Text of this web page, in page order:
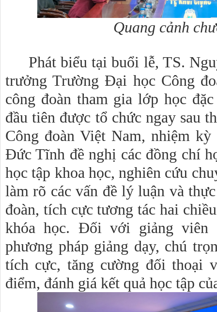
Quang cảnh
Phát biểu tại buổi lễ, TS.
trưởng Trường Đại học Công
công đoàn tham gia lớp học
đầu tiên được tổ chức ngay sau
Công đoàn Việt Nam, nhiệm
Đức Tĩnh đề nghị các đồng chí
học tập khoa học, nghiên cứu
làm rõ các vấn đề lý luận và
đoàn, tích cực tương tác hai
khóa học. Đối với giảng viên
phương pháp giảng dạy, chú
tích cực, tăng cường đối thoại
điểm, đánh giá kết quả học tập